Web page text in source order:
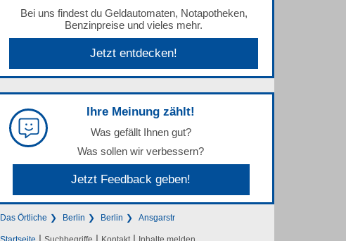
Bei uns findest du Geldautomaten, Notapotheken,
Benzinpreise und vieles mehr.
Jetzt entdecken!
Ihre Meinung zählt!
Was gefällt Ihnen gut?
Was sollen wir verbessern?
Jetzt Feedback geben!
Das Örtliche Berlin Berlin Ansgarstr
| | |